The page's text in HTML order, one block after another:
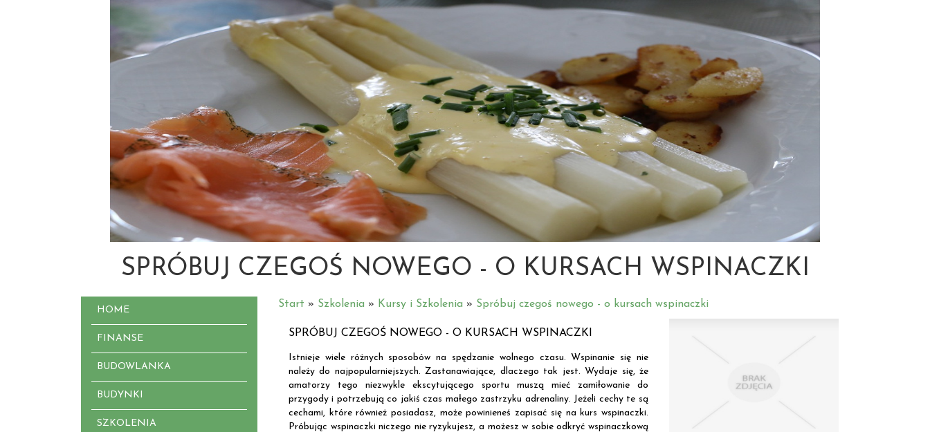
SPRÓBUJ CZEGOŚ NOWEGO - O KURSACH WSPINACZKI
HOME
FINANSE
BUDOWLANKA
BUDYNKI
SZKOLENIA
Start » Szkolenia » Kursy i Szkolenia » Spróbuj czegoś nowego - o kursach wspinaczki
SPRÓBUJ CZEGOŚ NOWEGO - O KURSACH WSPINACZKI
Istnieje wiele różnych sposobów na spędzanie wolnego czasu. Wspinanie się nie
należy do najpopularniejszych. Zastanawiające, dlaczego tak jest. Wydaje się, że
amatorzy tego niezwykle ekscytującego sportu muszą mieć zamiłowanie do
przygody i potrzebują co jakiś czas małego zastrzyku adrenaliny. Jeżeli cechy te są
cechami, które również posiadasz, może powinieneś zapisać się na kurs wspinaczki.
Próbując wspinaczki niczego nie ryzykujesz, a możesz w sobie odkryć wspinaczkową